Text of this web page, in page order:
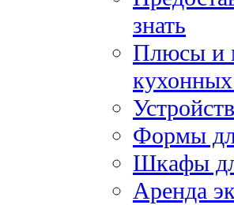
знать
Плюсы и
Формы
Шкафы
Аренда